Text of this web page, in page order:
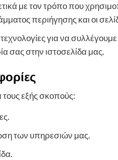
με τον τρόπο που
περιήγησης και οι
για να
σας στην ιστοσελίδα μας.
εξής σκοπούς:
των υπηρεσιών μας.